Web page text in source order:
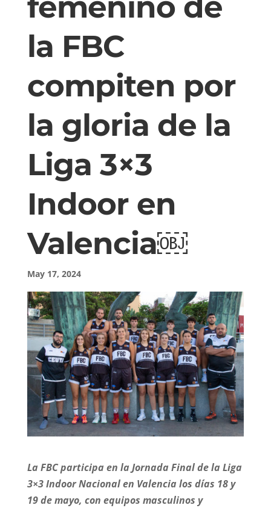
la FBC
compiten por
la gloria de la
Liga 3×3
Indoor en
Valencia￼
May 17, 2024
La FBC participa en la Jornada Final de la Liga
3×3 Indoor Nacional en Valencia los días 18 y
19 de mayo, con equipos masculinos y